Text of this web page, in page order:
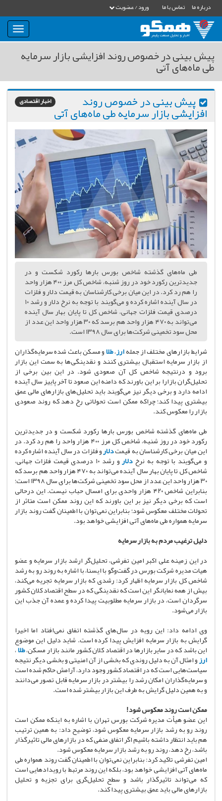
درباره ما تماس با ما ورود / عضویت
بار
و
پیش بینی در خصوص روند افزایشی بازار سرمایه
طی ماه‌های آتی
اخبار اقتصادی پیش بینی در خصوص روند
افزایشی بازار سرمایه طی ماه‌های آتی
طی ماه‌های گذشته شاخص بورس بارها رکورد شکست و در
جدیدترین رکورد خود در روز شنبه، شاخص کل مرز ۴۰۰ هزار واحد
را هم رد کرد. در این میان برخی کارشناسان به قیمت دلار و فلزات
در سال آینده اشاره کرده و می‌گویند با توجه به نرخ دلار و رشد ۱۰
درصدی قیمت فلزات جهانی، شاخص کل تا پایان بهار سال آینده
می‌تواند به ۴۷۰ هزار واحد هم برسد که ۳۰ هزار واحد این عدد از
محل سود تخمینی شرکت‌ها برای سال ۱۳۹۸ است.
شرایط بازارهای مختلف از جملهارز،طلاو مسکن باعث شده سرمایه‌گذاران
از بازار سرمایه استقبال بیشتری کنند و نقدینگی‌ها به سمت این بازار
برود و درنتیجه شاخص کل آن صعودی شود. در این بین برخی از
تحلیل‌گران بازارا بر این باورند که دامنه این صعود تا آخر پاییز سال آینده
ادامه دارد و برخی دیگر نیز می‌گویند باید تحلیل‌های بازارهای مالی عمق
بیشتری پیدا کند؛ چراکه ممکن است تحولاتی رخ دهد که روند صعودی
بازار را معکوس کند.
طی ماه‌های گذشته شاخص بورس بارها رکورد شکست و در جدیدترین
رکورد خود در روز شنبه، شاخص کل مرز ۴۰۰ هزار واحد را هم رد کرد. در
این میان برخی کارشناسان به قیمتدلارو فلزات در سال آینده اشاره کرده
و می‌گویند با توجه به نرخدلار و رشد ۱۰ درصدی قیمت فلزات جهانی،
شاخص کل تا پایان بهار سال آینده می‌تواند به ۴۷۰ هزار واحد هم برسد که
۳۰ هزار واحد این عدد از محل سود تخمینی شرکت‌ها برای سال ۱۳۹۸ است؛
بنابراین شاخص ۴۲۰ هزار واحدی برای امسال حباب نیست. این درحالی
است که برخی دیگر نیز بر این باورند که این روند ممکن است متاثر از
تحولات مختلف معکوس شود؛ بنابراین نمی‌توان با اطمینان گفت روند بازار
سرمایه همواره طی ماه‌های آتی افزایشی خواهد بود.
دلیل ترغیب مردم به بازار سرمایه
در این زمینه علی اکبر امین تفرشی، تحلیل‌گر ارشد بازار سرمایه و عضو
هیات مدیره شرکت بورس در گفت‌وگو با ایسنا، با اشاره به روند رو به رشد
شاخص کل بازار سرمایه اظهار کرد: رشدی که بازار سرمایه تجریه می‌کند،
بیش از همه نمایانگر این است که نقدینگی که در سطح اقتصاد کلان کشور
سرگردان است، در بازار سرمایه مطلوبیت پیدا کرده و عمده آن جذب این
بازار می‌شود.
وی ادامه داد: این رویه در سال‌های گذشته اتفاق نمی‌افتاد اما اخیرا
گرایش به بازار سرمایه افزایش پیدا کرده است. شاید دلیل این موضوع
این باشد که در سایر بازارها در اقتصاد کلان کشور مانند بازار مسکن،طلا،
ارزو امثال آن به دلیل روندی که بخشی از آن امنیتی و بخشی دیگر نتیجه
سیاست‌هایی است که در اقتصاد کشور وجود دارد، آرامش حاکم شده است
و سرمایه‌گذاران امکان رشد را بیشتر در بازار سرمایه قابل تصور می‌دانند
و به همین دلیل گرایش به طرف این بازار بیشتر شده است.
ممکن است روند معکوس شود!
این عضو هیأت مدیره شرکت بورس تهران با اشاره به اینکه ممکن است
روند رو به رشد بازار سرمایه معکوس شود، توضیح داد: به همین ترتیب
هم باید انتظار داشته باشیم اگر اتفاق منفی که در بازارهای مالی تاثیرگذار
باشد، رخ دهد، روند رو به رشد بازار سرمایه معکوس شود.
امین تفرشی تاکید کرد: بنابراین نمی‌توان با اطمینان گفت روند همواره طی
ماه‌های آتی افزایشی خواهد بود، بلکه این روند مرتبط با رویدادهایی است
که می‌تواند تاثیرگذار باشد و سطح تحلیل‌گری برای تجزیه و تحلیل
بازارهای مالی باید عمق بیشتری پیدا کند.